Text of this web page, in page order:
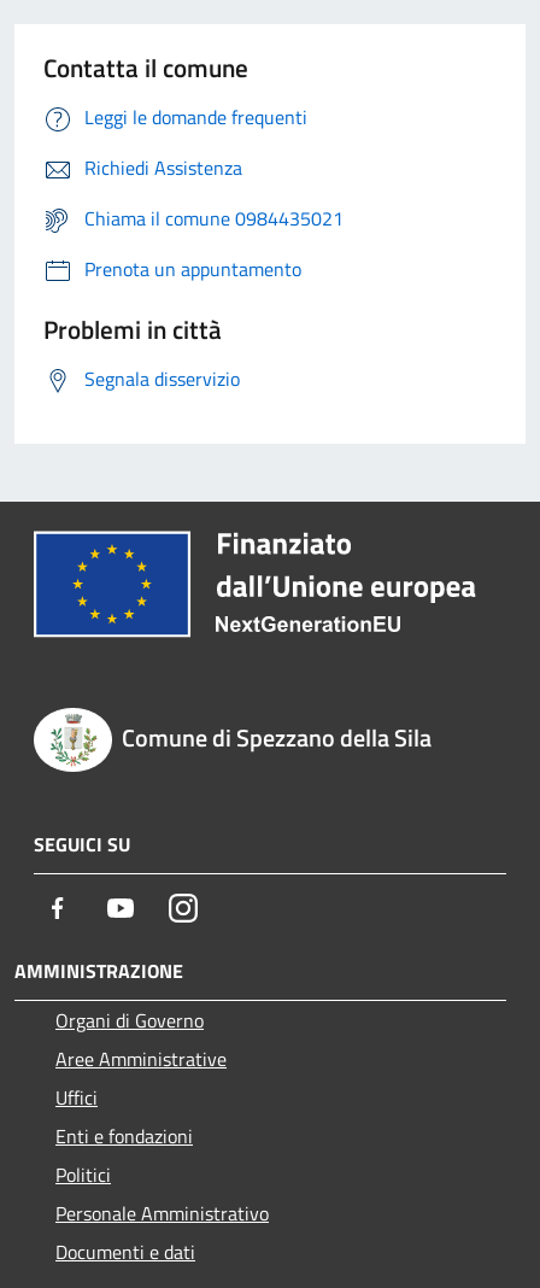
Contatta il comune
Leggi le domande frequenti
Richiedi Assistenza
Chiama il comune 0984435021
Prenota un appuntamento
Problemi in città
Segnala disservizio
Comune di Spezzano della Sila
SEGUICI SU
Facebook YoutubeInstagram
AMMINISTRAZIONE
Organi di Governo
Aree Amministrative
Uffici
Enti e fondazioni
Politici
Personale Amministrativo
Documenti e dati